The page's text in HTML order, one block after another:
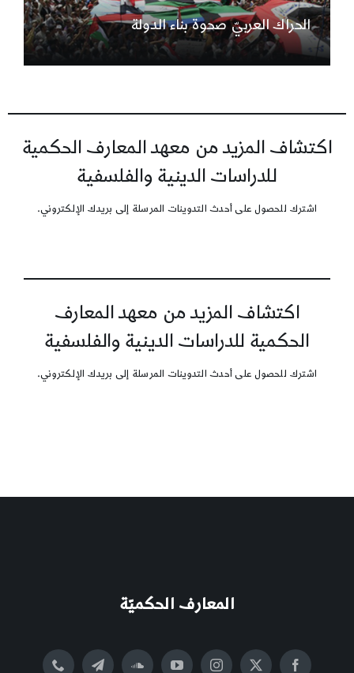
الحراك العربيّ صحوة بناء الدولة
اكتشاف المزيد من معهد المعارف الحكمية
للدراسات الدينية والفلسفية
اشترك للحصول على أحدث التدوينات المرسلة إلى بريدك الإلكتروني.
اكتشاف المزيد من معهد المعارف
الحكمية للدراسات الدينية والفلسفية
اشترك للحصول على أحدث التدوينات المرسلة إلى بريدك الإلكتروني.
المعارف الحكميّة